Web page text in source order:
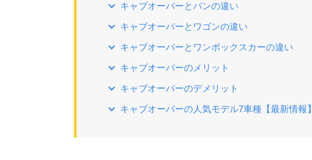
キャブオーバーとバンの違い
キャブオーバーとワゴンの違い
キャブオーバーとワンボックスカーの違い
キャブオーバーのメリット
キャブオーバーのデメリット
キャブオーバーの人気モデル7車種【最新情報】